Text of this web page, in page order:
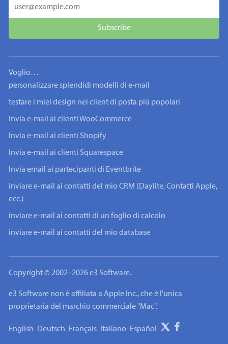
Voglio…
personalizzare splendidi modelli di e-mail
testare i miei design nei client di posta più popolari
Invia e-mail ai clienti WooCommerce
Invia e-mail ai clienti Shopify
Invia e-mail ai clienti Squarespace
Invia email ai partecipanti di Eventbrite
inviare e-mail ai contatti del mio CRM (Daylite, Contatti Apple,
ecc.)
inviare e-mail ai contatti di un foglio di calcolo
inviare e-mail ai contatti del mio database
Copyright © 2002–2026 e3 Software.
e3 Software non è affiliata a Apple Inc., che è l'unica
proprietaria del marchio commerciale "Mac".
English Deutsch Français Italiano Español